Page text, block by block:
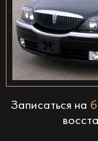
Записаться на